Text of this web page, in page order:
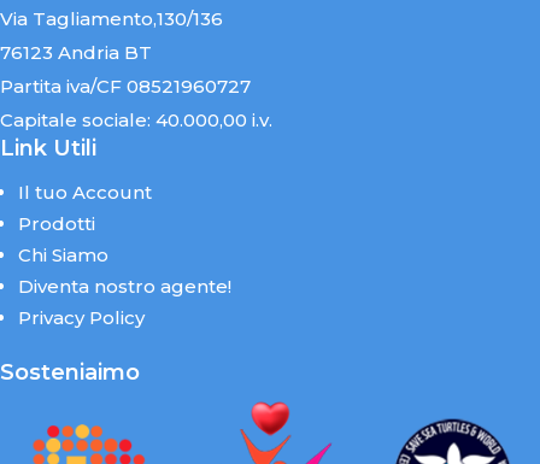
Via Tagliamento,130/136
76123 Andria BT
Partita iva/CF 08521960727
Capitale sociale: 40.000,00 i.v.
Link Utili
Il tuo Account
Prodotti
Chi Siamo
Diventa nostro agente!
Privacy Policy
Sosteniaimo